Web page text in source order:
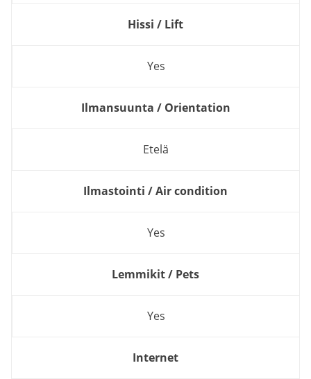
Hissi / Lift
Yes
Ilmansuunta / Orientation
Etelä
Ilmastointi / Air condition
Yes
Lemmikit / Pets
Yes
Internet